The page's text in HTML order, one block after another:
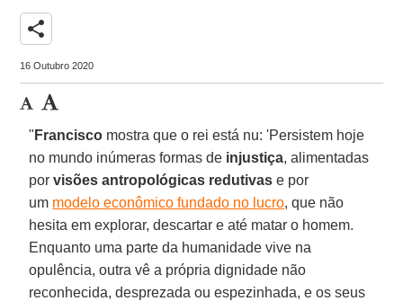
share
16 Outubro 2020
" Francisco mostra que o rei está nu: 'Persistem hoje
no mundo inúmeras formas de injustiça, alimentadas
por visões antropológicas redutivas e por
um modelo econômico fundado no lucro, que não
hesita em explorar, descartar e até matar o homem.
Enquanto uma parte da humanidade vive na
opulência, outra vê a própria dignidade não
reconhecida, desprezada ou espezinhada, e os seus